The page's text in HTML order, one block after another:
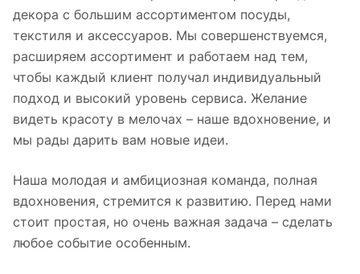
декора с большим ассортиментом посуды,
текстиля и аксессуаров. Мы совершенствуемся,
расширяем ассортимент и работаем над тем,
чтобы каждый клиент получал индивидуальный
подход и высокий уровень сервиса. Желание
видеть красоту в мелочах – наше вдохновение, и
мы рады дарить вам новые идеи.
Наша молодая и амбициозная команда, полная
вдохновения, стремится к развитию. Перед нами
стоит простая, но очень важная задача – сделать
любое событие особенным.